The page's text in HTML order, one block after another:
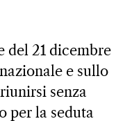
del 21 dicembre
e sullo
senza
per la seduta